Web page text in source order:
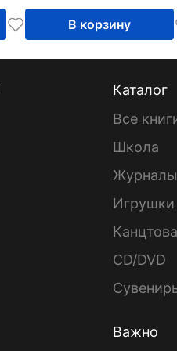
В корзину
Каталог
Все
Школа
Журналы
Игрушки
CD/DVD
Важно